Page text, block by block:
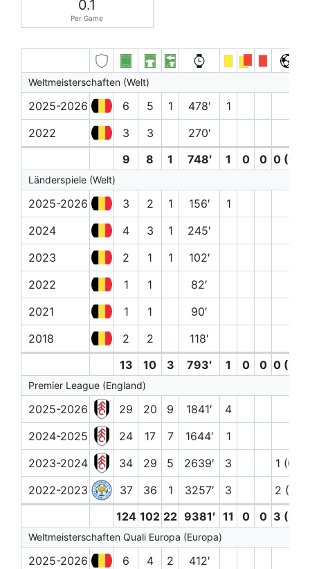
0.1
Per Game
Weltmeisterschaften (Welt)
2025-2026 6 5 1 478′
1
2022
3 3
270′
9
8 1 748′ 1 0 0 0 (0)
Länderspiele (Welt)
2025-2026 3 2 1 156′
1
2024
4 3 1
245′
2023
2 1 1
102′
2022
1 1
82′
2021
1 1
90′
2018
2 2
118′
13
10 3 793′ 1 0 0 0 (0)
Premier League (England)
2025-2026 29 20 9 1841′
4
2024-2025
24 17 7 1644′
1
2023-2024
34 29 5 2639′ 3 1 (0)
2022-2023
37 36 1 3257′ 3 2 (0)
124 102 22 9381′ 11 0 0 3 (0)
Weltmeisterschaften Quali Europa (Europa)
2025-2026 6 4 2 412′